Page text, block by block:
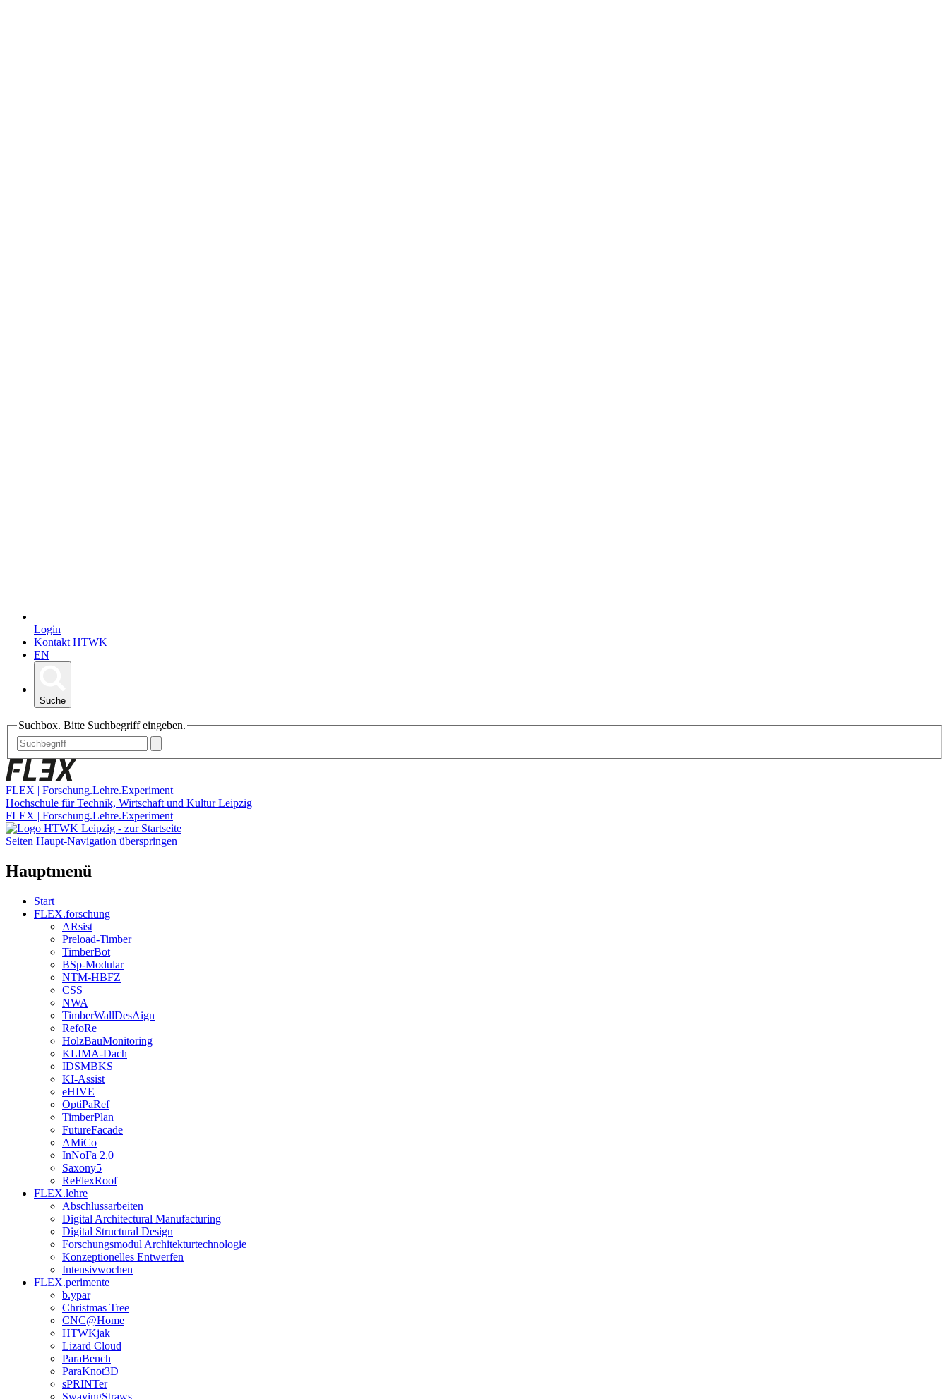
Login
Kontakt HTWK
EN
Suche
Suchbox. Bitte Suchbegriff eingeben.
FLEX | Forschung.Lehre.Experiment
Hochschule für Technik, Wirtschaft und Kultur Leipzig
FLEX | Forschung.Lehre.Experiment
Seiten Haupt-Navigation überspringen
Hauptmenü
Start
FLEX.forschung
ARsist
Preload-Timber
TimberBot
BSp-Modular
NTM-HBFZ
CSS
NWA
TimberWallDesAign
RefoRe
HolzBauMonitoring
KLIMA-Dach
IDSMBKS
KI-Assist
eHIVE
OptiPaRef
TimberPlan+
FutureFacade
AMiCo
InNoFa 2.0
Saxony5
ReFlexRoof
FLEX.lehre
Abschlussarbeiten
Digital Architectural Manufacturing
Digital Structural Design
Forschungsmodul Architekturtechnologie
Konzeptionelles Entwerfen
Intensivwochen
FLEX.perimente
b.ypar
Christmas Tree
CNC@Home
HTWKjak
Lizard Cloud
ParaBench
ParaKnot3D
sPRINTer
SwayingStraws